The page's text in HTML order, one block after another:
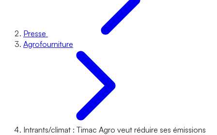
Presse
Agrofourniture
Intrants/climat : Timac Agro veut réduire ses émissions